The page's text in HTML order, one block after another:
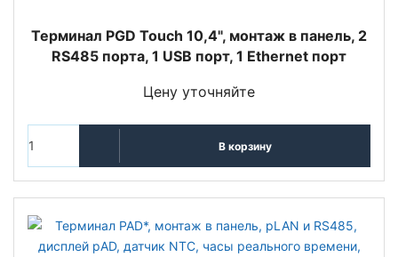
Терминал PGD Touch 10,4", монтаж в панель, 2
RS485 порта, 1 USB порт, 1 Ethernet порт
Цену уточняйте
В корзину